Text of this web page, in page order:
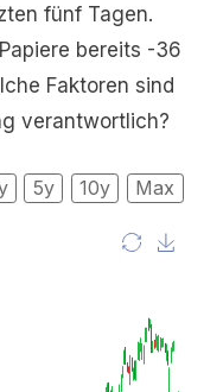
fünf Tagen.
bereits -36
Faktoren sind
verantwortlich?
5y 10y Max